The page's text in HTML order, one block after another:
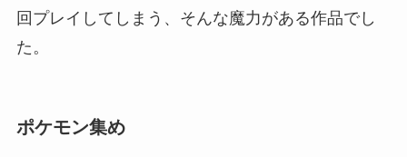
回プレイしてしまう、そんな魔力がある作品でし
た。
ポケモン集め